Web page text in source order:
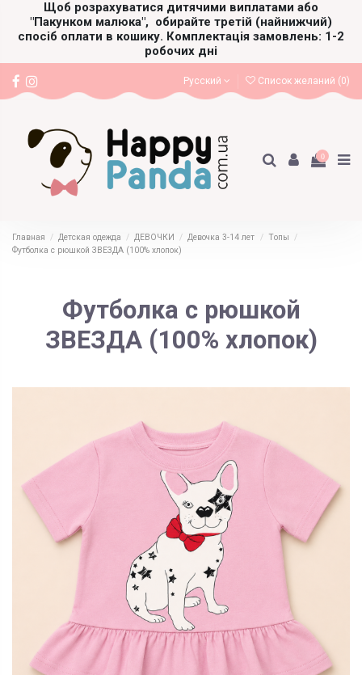
Щоб розрахуватися дитячими виплатами або
"Пакунком малюка", обирайте третій (найнижчий)
спосіб оплати в кошику. Комплектація замовлень: 1-2
робочих дні
Русский Список желаний (0)
0
Главная Детская одежда ДЕВОЧКИ Девочка 3-14 лет
Топы
Футболка с рюшкой ЗВЕЗДА (100% хлопок)
Футболка с рюшкой
ЗВЕЗДА (100% хлопок)